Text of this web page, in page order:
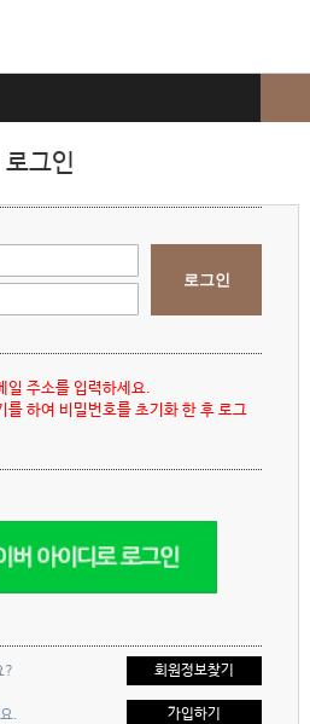
기
비안내
로그인
로그인
일 주소를 입력하세요.
하여 비밀번호를 초기화 한 후 로그
? 회원정보찾기
. 가입하기